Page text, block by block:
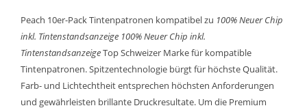
Peach 10er-Pack Tintenpatronen kompatibel zu 100% Neuer Chip
inkl. Tintenstandsanzeige 100% Neuer Chip inkl.
TintenstandsanzeigeTop Schweizer Marke für kompatible
Tintenpatronen. Spitzentechnologie bürgt für höchste Qualität.
Farb- und Lichtechtheit entsprechen höchsten Anforderungen
und gewährleisten brillante Druckresultate. Um die Premium